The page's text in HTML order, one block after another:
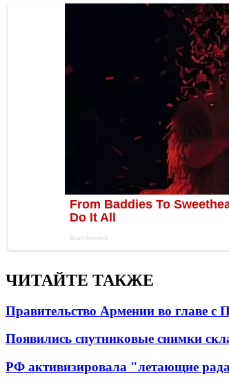
ЧИТАЙТЕ ТАКЖЕ
Правительство Армении во главе с
Появились спутниковые снимки
РФ активизировала "летающие